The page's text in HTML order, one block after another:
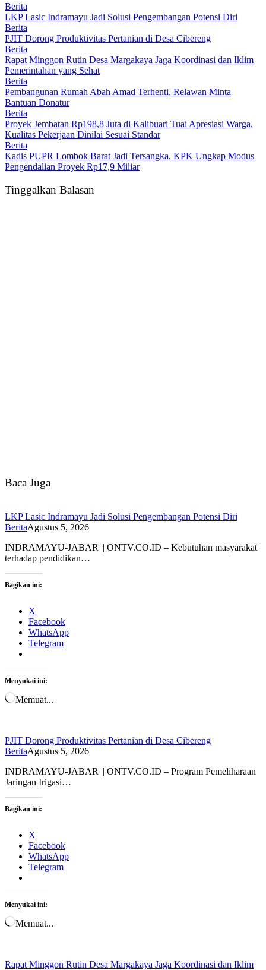
Berita
LKP Lasic Indramayu Jadi Solusi Pengembangan Potensi Diri
Berita
PJIT Dorong Produktivitas Pertanian di Desa Cibereng
Berita
Rapat Minggon Rutin Desa Margakaya Jaga Koordinasi dan Iklim
Pemerintahan yang Sehat
Berita
Pembangunan Rumah Abah Amad Terhenti, Relawan Minta
Bantuan Donatur
Berita
Proyek Jembatan Rp198,8 Juta di Kalibuari Tuai Apresiasi Warga,
Kualitas Pekerjaan Dinilai Sesuai Standar
Berita
Kadis PUPR Lombok Barat Jadi Tersangka, KPK Ungkap Modus
Pengendalian Proyek Rp17,9 Miliar
Tinggalkan Balasan
Baca Juga
LKP Lasic Indramayu Jadi Solusi Pengembangan Potensi Diri
BeritaAgustus 5, 2026
INDRAMAYU-JABAR || ONTV.CO.ID – Kebutuhan masyarakat
terhadap pendidikan…
Bagikan ini:
X
Facebook
WhatsApp
Telegram
Menyukai ini:
Memuat...
PJIT Dorong Produktivitas Pertanian di Desa Cibereng
BeritaAgustus 5, 2026
INDRAMAYU-JABAR || ONTV.CO.ID – Program Pemeliharaan
Jaringan Irigasi…
Bagikan ini:
X
Facebook
WhatsApp
Telegram
Menyukai ini:
Memuat...
Rapat Minggon Rutin Desa Margakaya Jaga Koordinasi dan Iklim